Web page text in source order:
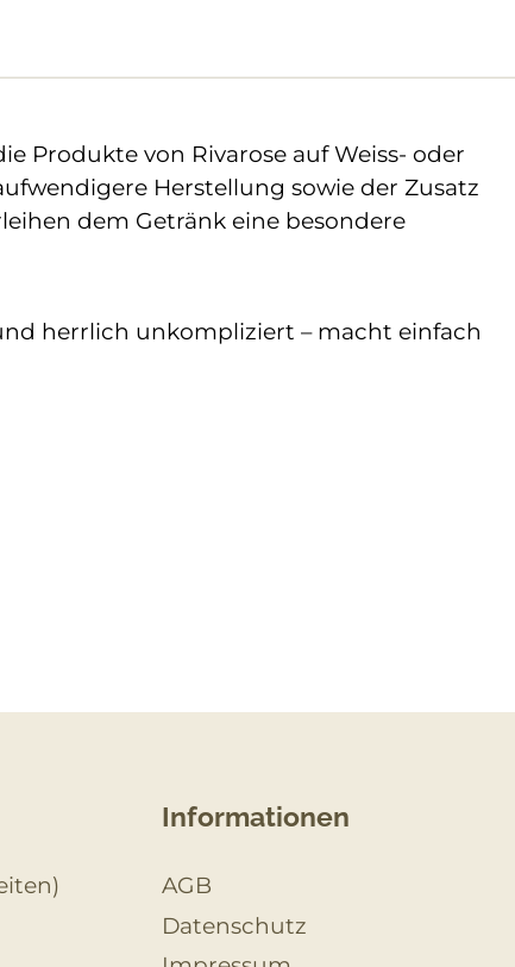
Produkte von Rivarose auf Weiss- oder
Herstellung sowie der Zusatz
dem Getränk eine besondere
herrlich unkompliziert – macht einfach
Informationen
AGB
Datenschutz